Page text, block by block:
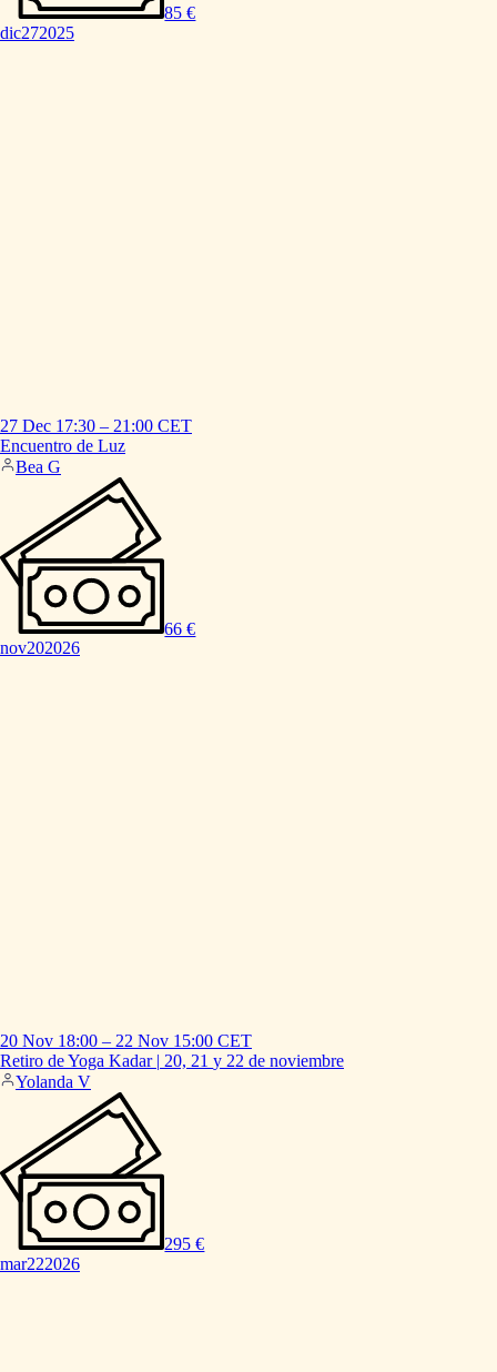
85 €
dic272025
27 Dec 17:30 – 21:00 CET
Encuentro de Luz
Bea G
66 €
nov202026
20 Nov 18:00 – 22 Nov 15:00 CET
Retiro deYoga Kadar | 20, 21 y 22 de noviembre
Yolanda V
295 €
mar222026